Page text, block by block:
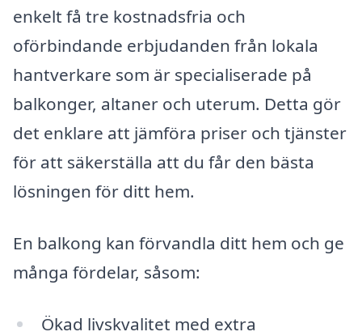
enkelt få tre kostnadsfria och
oförbindande erbjudanden från lokala
hantverkare som är specialiserade på
balkonger, altaner och uterum. Detta gör
det enklare att jämföra priser och tjänster
för att säkerställa att du får den bästa
lösningen för ditt hem.
En balkong kan förvandla ditt hem och ge
många fördelar, såsom:
Ökad livskvalitet med extra